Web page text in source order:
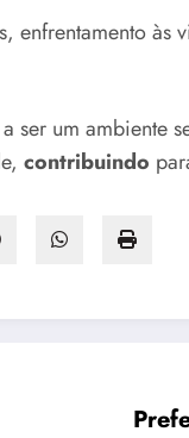
enfrentamento
a ser um ambiente
contribuindo